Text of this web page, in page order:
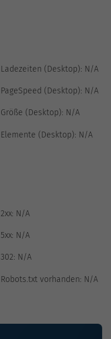
Ladezeiten (Desktop): N/A
PageSpeed (Desktop): N/A
Größe (Desktop): N/A
Elemente (Desktop): N/A
2xx: N/A
5xx: N/A
302: N/A
Robots.txt vorhanden: N/A